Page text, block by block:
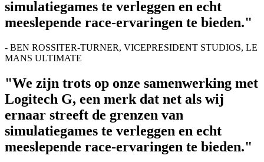
simulatiegames te verleggen en echt
meeslepende race-ervaringen te bieden."
- BEN ROSSITER-TURNER, VICEPRESIDENT STUDIOS, LE
MANS ULTIMATE
"We zijn trots op onze samenwerking met
Logitech G, een merk dat net als wij
ernaar streeft de grenzen van
simulatiegames te verleggen en echt
meeslepende race-ervaringen te bieden."